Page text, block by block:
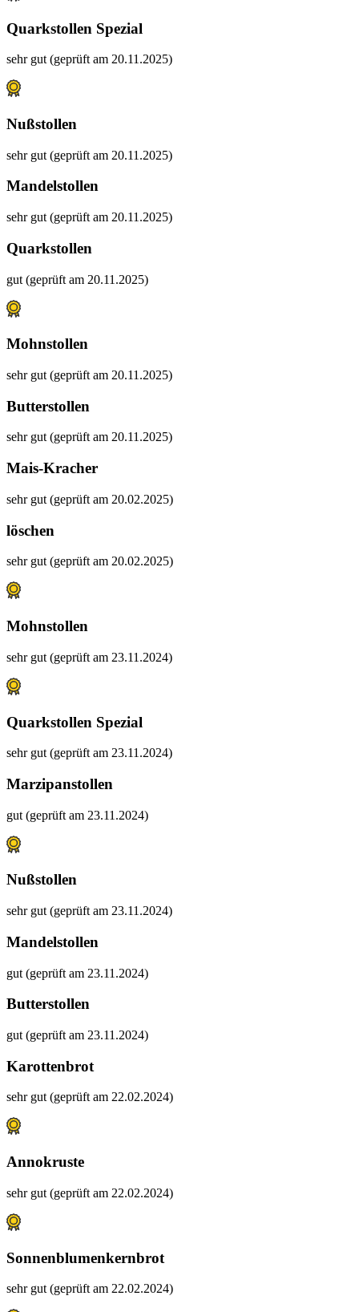
Quarkstollen Spezial
sehr gut (geprüft am 20.11.2025)
Nußstollen
sehr gut (geprüft am 20.11.2025)
Mandelstollen
sehr gut (geprüft am 20.11.2025)
Quarkstollen
gut (geprüft am 20.11.2025)
Mohnstollen
sehr gut (geprüft am 20.11.2025)
Butterstollen
sehr gut (geprüft am 20.11.2025)
Mais-Kracher
sehr gut (geprüft am 20.02.2025)
löschen
sehr gut (geprüft am 20.02.2025)
Mohnstollen
sehr gut (geprüft am 23.11.2024)
Quarkstollen Spezial
sehr gut (geprüft am 23.11.2024)
Marzipanstollen
gut (geprüft am 23.11.2024)
Nußstollen
sehr gut (geprüft am 23.11.2024)
Mandelstollen
gut (geprüft am 23.11.2024)
Butterstollen
gut (geprüft am 23.11.2024)
Karottenbrot
sehr gut (geprüft am 22.02.2024)
Annokruste
sehr gut (geprüft am 22.02.2024)
Sonnenblumenkernbrot
sehr gut (geprüft am 22.02.2024)